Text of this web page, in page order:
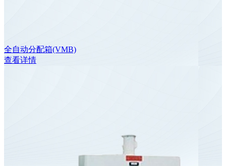
全自动分配箱(VMB)
查看详情